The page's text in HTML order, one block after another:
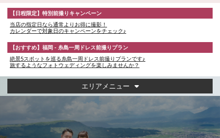
【日程限定】特別前撮りキャンペーン
当店の指定日なら通常よりお得に撮影！
カレンダーで対象日のキャンペーンをチェック♪
【おすすめ】福岡 - 糸島一周ドレス前撮りプラン
絶景5スポットを巡る糸島一周ドレス前撮りプランです♪
旅するようなフォトウェディングを楽しみませんか？
エリアメニュー